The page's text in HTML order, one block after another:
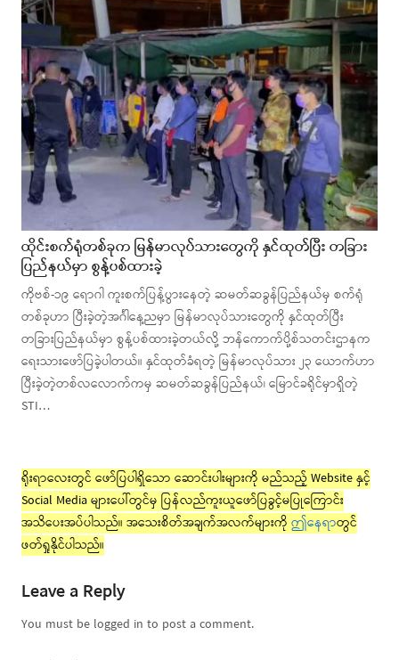
ထိုင်းစက်ရုံတစ်ခုက မြန်မာလုပ်သားတွေကို နှင်ထုတ်ပြီး တခြား
ပြည်နယ်မှာ စွန့်ပစ်ထားခဲ့
ကိုဗစ်-၁၉ ရောဂါ ကူးစက်ပြန့်ပွားနေတဲ့ ဆမတ်ဆခွန်ပြည်နယ်မှ စက်ရုံ
တစ်ခုဟာ ပြီးခဲ့တဲ့အင်္ဂါနေ့ညမှာ မြန်မာလုပ်သားတွေကို နှင်ထုတ်ပြီး
တခြားပြည်နယ်မှာ စွန့်ပစ်ထားခဲ့တယ်လို့ ဘန်ကောက်ပို့စ်သတင်းဌာနက
ရေးသားဖော်ပြခဲ့ပါတယ်။ နှင်ထုတ်ခံရတဲ့ မြန်မာလုပ်သား ၂၃ ယောက်ဟာ
ပြီးခဲ့တဲ့တစ်လလောက်ကမှ ဆမတ်ဆခွန်ပြည်နယ်၊ မြောင်ခရိုင်မှာရှိတဲ့
STI…
ရိုးရာလေးတွင် ဖော်ပြပါရှိသော ဆောင်းပါးများကို မည်သည့် Website နှင့်
Social Media များပေါ်တွင်မှ ပြန်လည်ကူးယူဖော်ပြခွင့်မပြုကြောင်း
အသိပေးအပ်ပါသည်။ အသေးစိတ်အချက်အလက်များကို ဤနေရာတွင်
ဖတ်ရှုနိုင်ပါသည်။
Leave a Reply
You must be logged in to post a comment.